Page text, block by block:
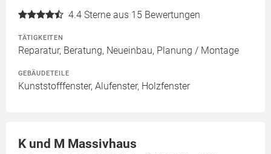
4.4 Sterne aus 15 Bewertungen
TÄTIGKEITEN
Reparatur, Beratung, Neueinbau, Planung / Montage
GEBÄUDETEILE
Kunststofffenster, Alufenster, Holzfenster
K und M Massivhaus